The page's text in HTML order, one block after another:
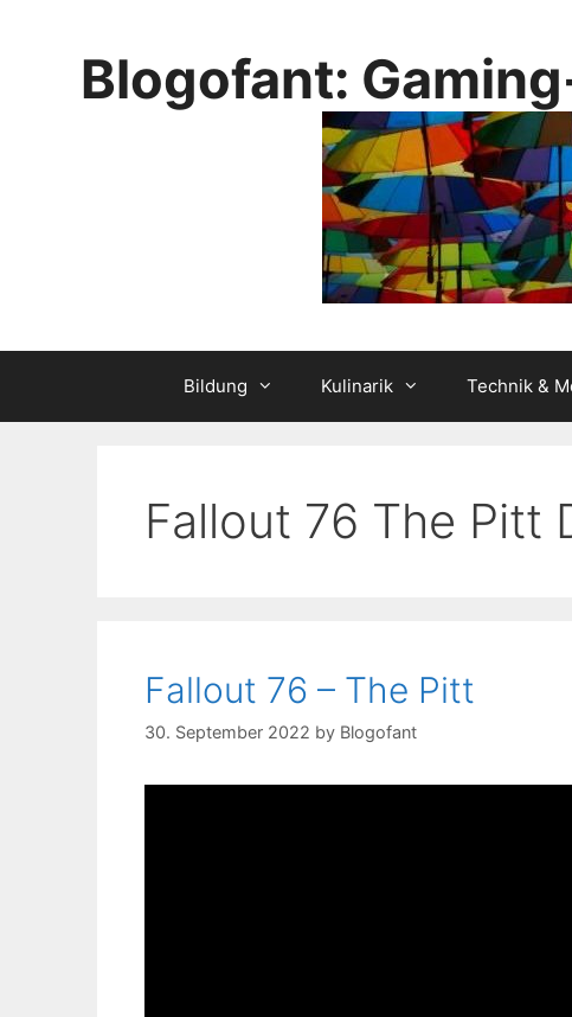
Blogofant:
Bildung Kulinarik Technik &
Fallout 76 The Pitt
Fallout 76 – The Pitt
30. September 2022 by Blogofant